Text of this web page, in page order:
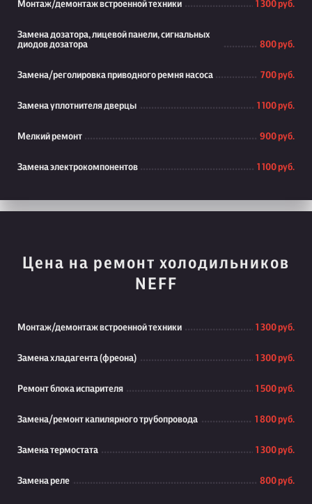
Монтаж/демонтаж встроенной техники 1 300 руб.
Замена дозатора, лицевой панели, сигнальных
диодов дозатора
800 руб.
Замена/реголировка приводного ремня насоса 700 руб.
Замена уплотнителя дверцы 1 100 руб.
Мелкий ремонт 900 руб.
Замена электрокомпонентов 1 100 руб.
Цена на ремонт холодильников
NEFF
Монтаж/демонтаж встроенной техники 1 300 руб.
Замена хладагента (фреона) 1 300 руб.
Ремонт блока испарителя 1 500 руб.
Замена/ремонт капилярного трубопровода 1 800 руб.
Замена термостата 1 300 руб.
Замена реле 800 руб.